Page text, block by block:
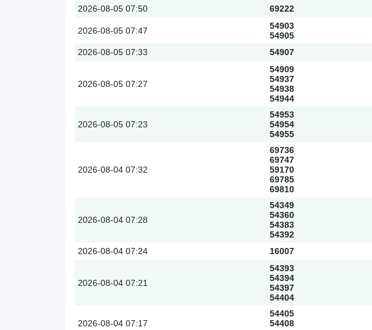
2026-08-05 07:50 69222
2026-08-05 07:47
54903
54905
2026-08-05 07:33 54907
2026-08-05 07:27
54909
54937
54938
54944
2026-08-05 07:23
54953
54954
54955
2026-08-04 07:32
69736
69747
59170
69785
69810
2026-08-04 07:28
54349
54360
54383
54392
2026-08-04 07:24 16007
2026-08-04 07:21
54393
54394
54397
54404
2026-08-04 07:17
54405
54408